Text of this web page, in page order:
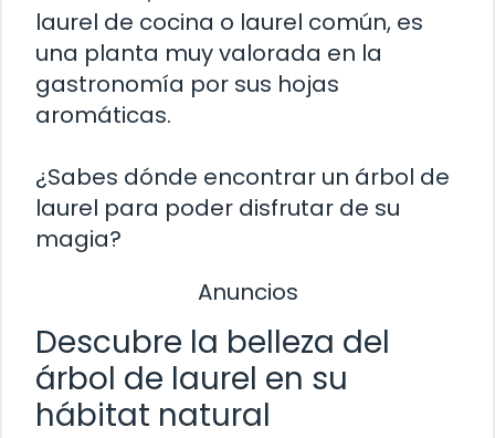
laurel de cocina o laurel común, es
una planta muy valorada en la
gastronomía por sus hojas
aromáticas.
¿Sabes dónde encontrar un árbol de
laurel para poder disfrutar de su
magia?
Anuncios
Descubre la belleza del
árbol de laurel en su
hábitat natural